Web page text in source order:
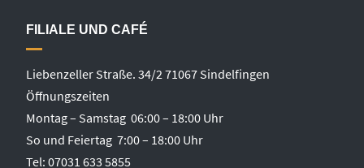
FILIALE UND CAFÉ
Liebenzeller Straße. 34/2 71067 Sindelfingen
Öffnungszeiten
Montag – Samstag 06:00 – 18:00 Uhr
So und Feiertag 7:00 – 18:00 Uhr
Tel: 07031 633 5855